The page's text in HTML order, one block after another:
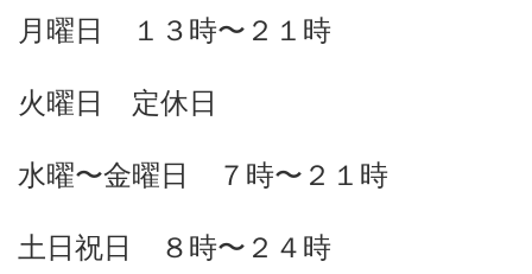
月曜日 １３時〜２１時
火曜日 定休日
水曜〜金曜日 ７時〜２１時
土日祝日 ８時〜２４時